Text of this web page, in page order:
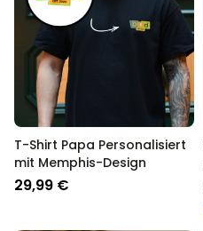
T-Shirt Papa Personalisiert
mit Memphis-Design
29,99 €